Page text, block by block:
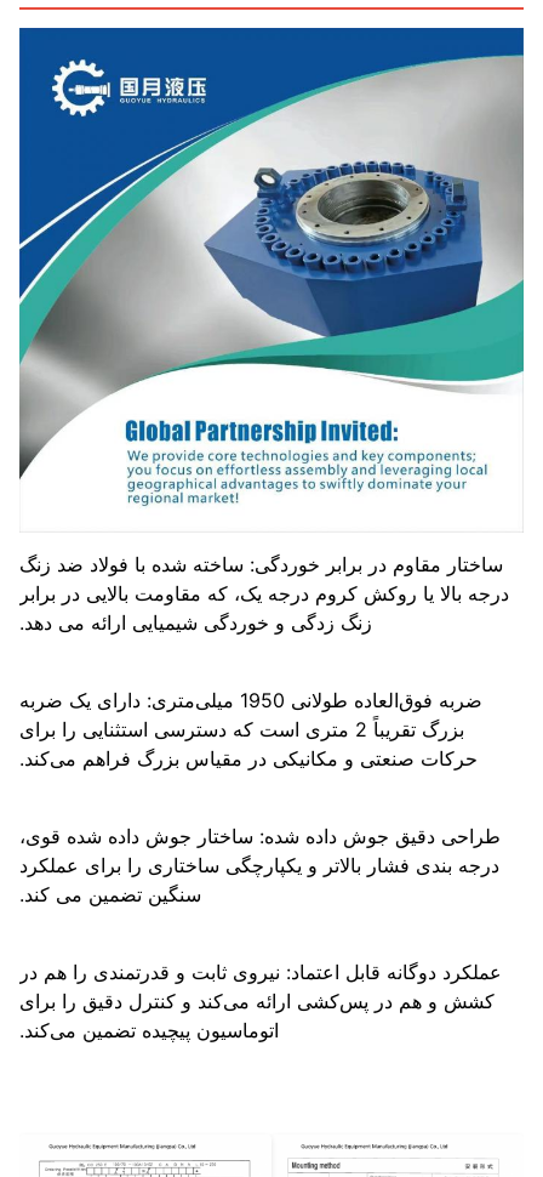
ساختار مقاوم در برابر خوردگی: ساخته شده با فولاد ضد زنگ
بالا یا روکش کروم درجه یک، که مقاومت بالایی در برابر
زنگ زدگی و خوردگی شیمیایی ارائه می دهد.
ضربه فوق‌العاده طولانی 1950 میلی‌متری: دارای یک ضربه
بزرگ تقریباً 2 متری است که دسترسی استثنایی را برای
حرکات صنعتی و مکانیکی در مقیاس بزرگ فراهم می‌کند.
طراحی دقیق جوش داده شده: ساختار جوش داده شده قوی،
درجه بندی فشار بالاتر و یکپارچگی ساختاری را برای عملکرد
سنگین تضمین می کند.
عملکرد دوگانه قابل اعتماد: نیروی ثابت و قدرتمندی را هم در
کشش و هم در پس‌کشی ارائه می‌کند و کنترل دقیق را برای
اتوماسیون پیچیده تضمین می‌کند.